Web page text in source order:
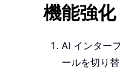
機能強化
AI インター
ールを切り